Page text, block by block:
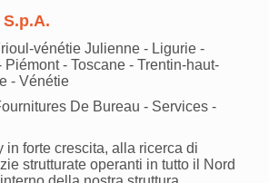
vénétie Julienne - Ligurie -
Piémont - Toscane - Trentin-haut-
- Vénétie
De Bureau - Services -
in forte crescita, alla ricerca di
strutturate operanti in tutto il Nord